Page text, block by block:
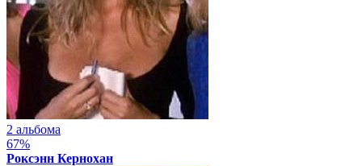
2 альбома
67%
Роксэнн Кернохан